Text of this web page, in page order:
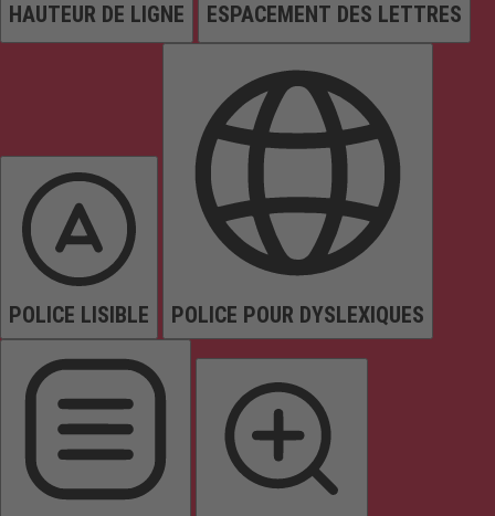
HAUTEUR DE LIGNE ESPACEMENT DES LETTRES
POLICE LISIBLE POLICE POUR DYSLEXIQUES